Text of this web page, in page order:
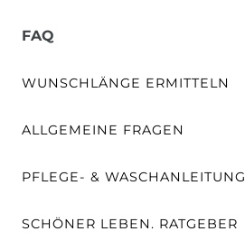
FAQ
WUNSCHLÄNGE ERMITTELN
ALLGEMEINE FRAGEN
PFLEGE- & WASCHANLEITUNG
SCHÖNER LEBEN. RATGEBER